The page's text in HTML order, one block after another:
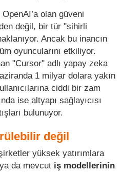
olan güveni
değil, bir tür "sihirli
Ancak bu inancın
oyuncularını etkiliyor.
"Cursor" adlı yapay zeka
1 milyar dolara yakın
ciddi bir zam
ise altyapı sağlayıcısı
bulunuyor.
değil
yüksek yatırımlara
da mevcut iş modellerinin